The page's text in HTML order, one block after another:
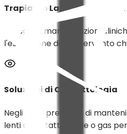
Trapianto Lamellare o
Nei casi di manifestazioni
l'esecuzione di un intervento
Soluzioni di Contattologia
Negli stadi precoci e di
lenti a contatto rigide o gas